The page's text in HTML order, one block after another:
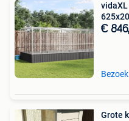
€
Grote